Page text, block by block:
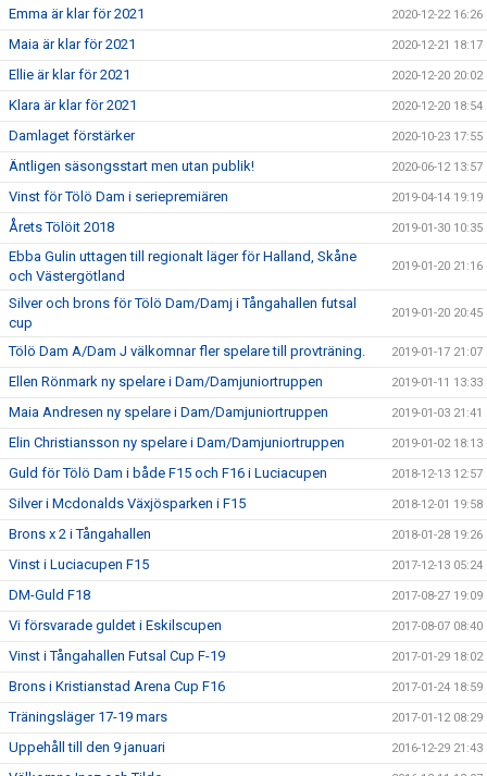
Emma är klar för 2021 2020-12-22 16:26
Maia är klar för 2021 2020-12-21 18:17
Ellie är klar för 2021 2020-12-20 20:02
Klara är klar för 2021 2020-12-20 18:54
Damlaget förstärker 2020-10-23 17:55
Äntligen säsongsstart men utan publik! 2020-06-12 13:57
Vinst för Tölö Dam i seriepremiären 2019-04-14 19:19
Årets Tölöit 2018 2019-01-30 10:35
Ebba Gulin uttagen till regionalt läger för Halland, Skåne
och Västergötland
2019-01-20 21:16
Silver och brons för Tölö Dam/Damj i Tångahallen futsal
cup
2019-01-20 20:45
Tölö Dam A/Dam J välkomnar fler spelare till provträning. 2019-01-17 21:07
Ellen Rönmark ny spelare i Dam/Damjuniortruppen 2019-01-11 13:33
Maia Andresen ny spelare i Dam/Damjuniortruppen 2019-01-03 21:41
Elin Christiansson ny spelare i Dam/Damjuniortruppen 2019-01-02 18:13
Guld för Tölö Dam i både F15 och F16 i Luciacupen 2018-12-13 12:57
Silver i Mcdonalds Växjösparken i F15 2018-12-01 19:58
Brons x 2 i Tångahallen 2018-01-28 19:26
Vinst i Luciacupen F15 2017-12-13 05:24
DM-Guld F18 2017-08-27 19:09
Vi försvarade guldet i Eskilscupen 2017-08-07 08:40
Vinst i Tångahallen Futsal Cup F-19 2017-01-29 18:02
Brons i Kristianstad Arena Cup F16 2017-01-24 18:59
Träningsläger 17-19 mars 2017-01-12 08:29
Uppehåll till den 9 januari 2016-12-29 21:43